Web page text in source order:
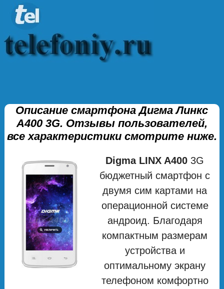
Описание смартфона Дигма Линкс
А400 3G. Отзывы пользователей,
все характеристики смотрите ниже.
Digma LINX A400 3G
бюджетный смартфон с
двумя сим картами на
операционной системе
андроид. Благодаря
компактным размерам
устройства и
оптимальному экрану
телефоном комфортно